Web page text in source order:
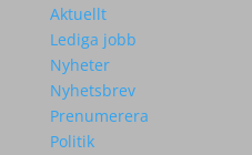
Aktuellt
Lediga jobb
Nyheter
Nyhetsbrev
Prenumerera
Politik